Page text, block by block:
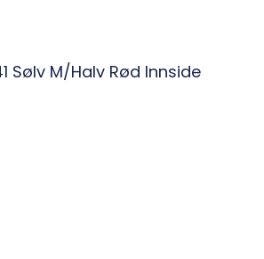
Sølv M/halv Rød Innside